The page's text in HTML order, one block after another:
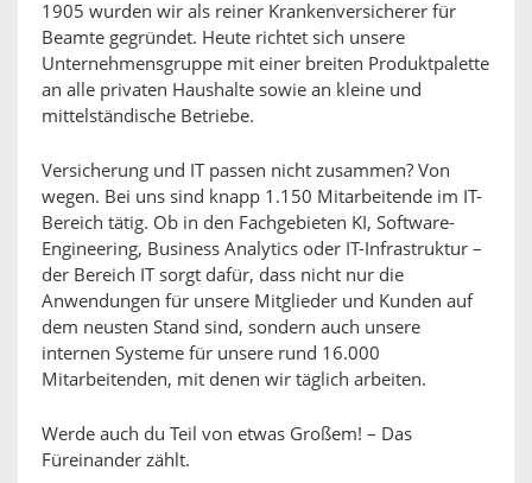
1905 wurden wir als reiner Krankenversicherer für
Beamte gegründet. Heute richtet sich unsere
Unternehmensgruppe mit einer breiten Produktpalette
an alle privaten Haushalte sowie an kleine und
mittelständische Betriebe.
Versicherung und IT passen nicht zusammen? Von
wegen. Bei uns sind knapp 1.150 Mitarbeitende im IT-
Bereich tätig. Ob in den Fachgebieten KI, Software-
Engineering, Business Analytics oder IT-Infrastruktur –
der Bereich IT sorgt dafür, dass nicht nur die
Anwendungen für unsere Mitglieder und Kunden auf
dem neusten Stand sind, sondern auch unsere
internen Systeme für unsere rund 16.000
Mitarbeitenden, mit denen wir täglich arbeiten.
Werde auch du Teil von etwas Großem! – Das
Füreinander zählt.